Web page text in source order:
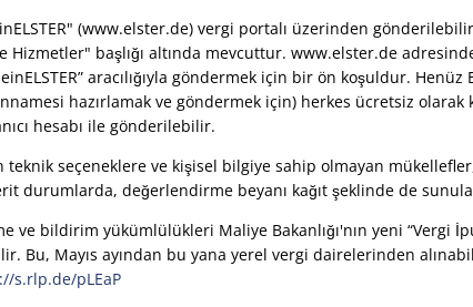
(www.elster.de) vergi portalı üzerinden
başlığı altında mevcuttur. www.elster.de
aracılığıyla göndermek için bir ön koşuldur. Henüz
hazırlamak ve göndermek için) herkes ücretsiz olarak
hesabı ile gönderilebilir.
seçeneklere ve kişisel bilgiye sahip olmayan
durumlarda, değerlendirme beyanı kağıt şeklinde de
ve bildirim yükümlülükleri Maliye Bakanlığı'nın yeni “Vergi
Bu, Mayıs ayından bu yana yerel vergi dairelerinden
s.rlp.de/pLEaP